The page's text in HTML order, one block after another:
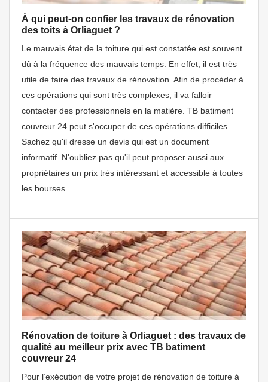
À qui peut-on confier les travaux de rénovation
des toits à Orliaguet ?
Le mauvais état de la toiture qui est constatée est souvent
dû à la fréquence des mauvais temps. En effet, il est très
utile de faire des travaux de rénovation. Afin de procéder à
ces opérations qui sont très complexes, il va falloir
contacter des professionnels en la matière. TB batiment
couvreur 24 peut s'occuper de ces opérations difficiles.
Sachez qu'il dresse un devis qui est un document
informatif. N'oubliez pas qu'il peut proposer aussi aux
propriétaires un prix très intéressant et accessible à toutes
les bourses.
Rénovation de toiture à Orliaguet : des travaux de
qualité au meilleur prix avec TB batiment
couvreur 24
Pour l’exécution de votre projet de rénovation de toiture à